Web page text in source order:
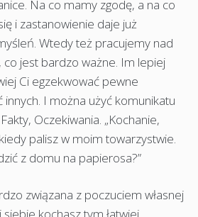
Na co mamy zgodę, a na co
i zastanowienie daje już
Wtedy też pracujemy nad
jest bardzo ważne. Im lepiej
Ci egzekwować pewne
innych. I można użyć komunikatu
Oczekiwania. „Kochanie,
palisz w moim towarzystwie.
z domu na papierosa?”
związana z poczuciem własnej